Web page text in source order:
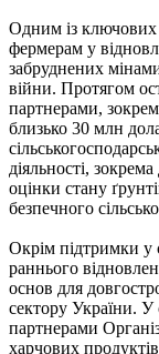
Одним із ключових
фермерам у
забруднених
війни. Протягом
партнерами,
близько 30 млн
діяльності,
оцінки стану
безпечного
Окрім підтримки у
раннього
основ для
сектору України. У
партнерами
харчових